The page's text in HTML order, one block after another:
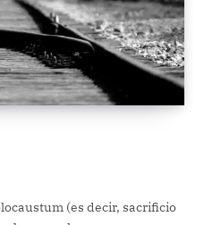
(es decir, sacrificio